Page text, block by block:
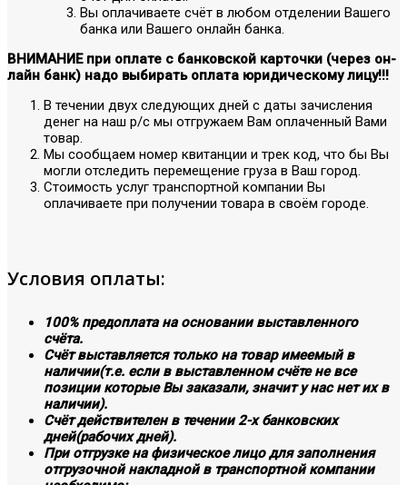
Вы оплачиваете счёт в любом отделении Вашего
банка или Вашего онлайн банка.
ВНИМАНИЕ при оплате с банковской карточки (через он-
лайн банк) надо выбирать оплата юридическому лицу!!!
В течении двух следующих дней с даты зачисления
денег на наш р/с мы отгружаем Вам оплаченный Вами
товар.
Мы сообщаем номер квитанции и трек код, что бы Вы
могли отследить перемещение груза в Ваш город.
Стоимость услуг транспортной компании Вы
оплачиваете при получении товара в своём городе.
Условия оплаты:
100% предоплата на основании выставленного
счёта.
Счёт выставляется только на товар имеемый в
наличии(т.е. если в выставленном счёте не все
позиции которые Вы заказали, значит у нас нет их в
наличии).
Счёт действителен в течении 2-х банковских
дней(рабочих дней).
При отгрузке на физическое лицо для заполнения
отгрузочной накладной в транспортной компании